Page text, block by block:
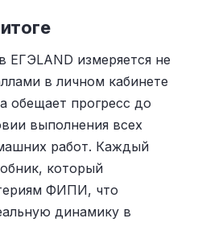
ЕГЭLAND измеряется не
в личном кабинете
обещает прогресс до
выполнения всех
работ. Каждый
который
ФИПИ, что
динамику в